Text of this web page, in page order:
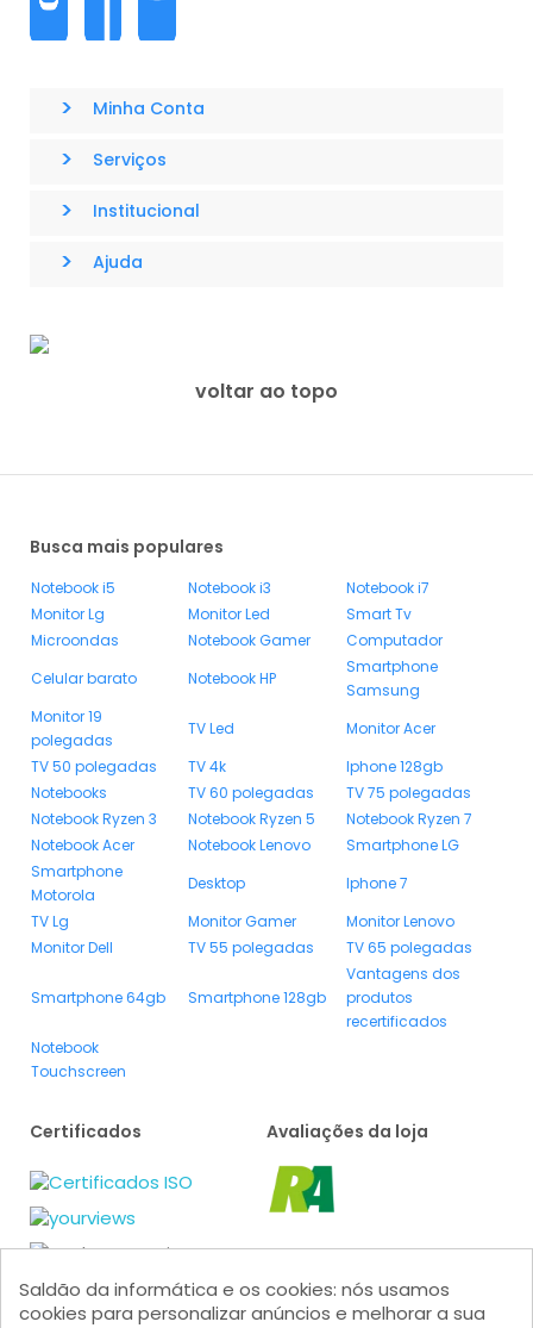
> Minha Conta
> Serviços
> Institucional
> Ajuda
voltar ao topo
Busca mais populares
Notebook i5 Notebook i3
Notebook i7
Monitor Lg
Monitor Led
Smart Tv
Microondas
Notebook Gamer
Computador
Celular barato
Notebook HP
Smartphone
Samsung
Monitor 19
polegadas
TV Led
Monitor Acer
TV 50 polegadas
TV 4k
Iphone 128gb
Notebooks
TV 60 polegadas
TV 75 polegadas
Notebook Ryzen 3
Notebook Ryzen 5
Notebook Ryzen 7
Notebook Acer
Notebook Lenovo
Smartphone LG
Smartphone
Motorola
Desktop
Iphone 7
TV Lg
Monitor Gamer
Monitor Lenovo
Monitor Dell
TV 55 polegadas TV 65 polegadas
Smartphone 64gb Smartphone 128gb
Vantagens dos
produtos
recertificados
Notebook
Touchscreen
Certificados Avaliações da loja
Saldão da informática e os cookies: nós usamos
cookies para personalizar anúncios e melhorar a sua